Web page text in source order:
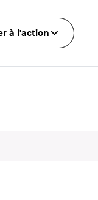
à l'action